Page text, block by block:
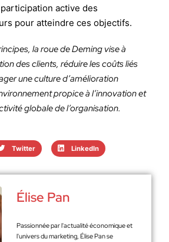
active des
pour atteindre ces objectifs.
la roue de Deming vise à
des clients, réduire les coûts liés
une culture d’amélioration
propice à l’innovation et
globale de l’organisation.
Twitter LinkedIn
Élise Pan
Passionnée par l'actualité économique et
l'univers du marketing, Élise Pan se